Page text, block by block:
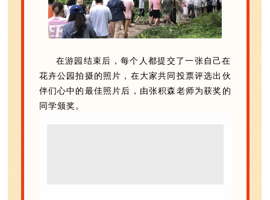
在游园结束后，每个人都提交了一张自己在
花卉公园拍摄的照片，在大家共同投票评选出伙
伴们心中的最佳照片后，由张积森老师为获奖的
同学颁奖。